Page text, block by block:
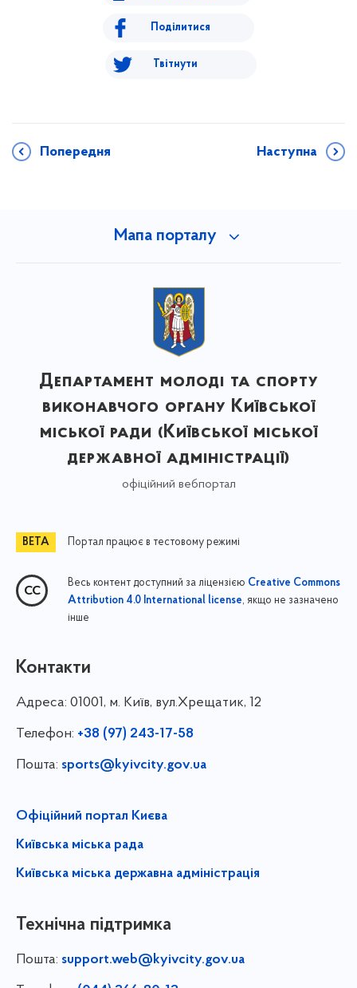
Поділитися
Твітнути
Попередня Наступна
Мапа порталу
Департамент молоді та спорту
виконавчого органу Київської
міської ради (Київської міської
державної адміністрації)
офіційний вебпортал
Портал працює в тестовому режимі
Весь контент доступний за ліцензією Creative Commons
Attribution 4.0 International license, якщо не зазначено
інше
Контакти
Адреса: 01001, м. Київ, вул.Хрещатик, 12
Телефон: +38 (97) 243-17-58
Пошта: sports@kyivcity.gov.ua
Офіційний портал Києва
Київська міська рада
Київська міська державна адміністрація
Технічна підтримка
Пошта: support.web@kyivcity.gov.ua